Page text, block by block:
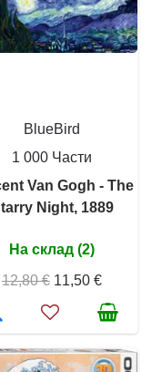
BlueBird
1 000 Части
Van Gogh - The
Night, 1889
На склад (2)
12,80 € 11,50 €